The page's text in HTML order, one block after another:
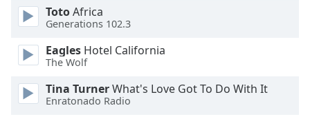
This
modal
window.
Beginning
TotoAfrica
Generations 102.3
Eagles Hotel California
The Wolf
Tina TurnerWhat's Love Got To Do With It
Enratonado Radio